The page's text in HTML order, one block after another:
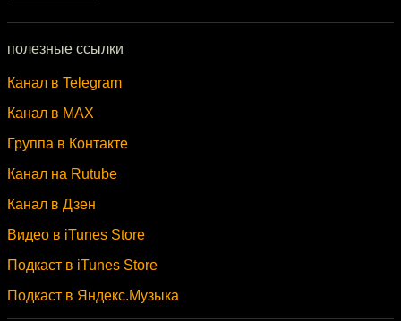
полезные ссылки
Канал в Telegram
Канал в MAX
Группа в Контакте
Канал на Rutube
Канал в Дзен
Видео в iTunes Store
Подкаст в iTunes Store
Подкаст в Яндекс.Музыка